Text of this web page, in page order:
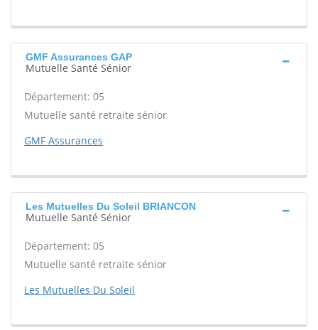
GMF Assurances GAP
Mutuelle Santé Sénior
Département: 05
Mutuelle santé retraite sénior
GMF Assurances
Les Mutuelles Du Soleil BRIANCON
Mutuelle Santé Sénior
Département: 05
Mutuelle santé retraite sénior
Les Mutuelles Du Soleil